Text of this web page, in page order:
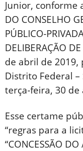
Junior, conforme
DO CONSELHO
PÚBLICO-
DELIBERAÇÃO
de abril de 2019,
Distrito Federal –
terça-feira, 30 de
Esse certame
“regras para a
“CONCESSÃO